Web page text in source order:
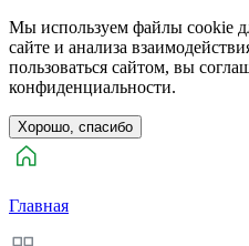
Мы используем файлы cookie
сайте и анализа
пользоваться сайтом, вы
конфиденциальности.
Хорошо, спасибо
Главная